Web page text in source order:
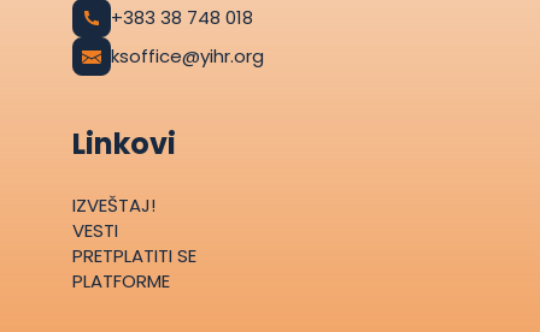
+383 38 748 018
ksoffice@yihr.org
Linkovi
IZVEŠTAJ!
VESTI
PRETPLATITI SE
PLATFORME